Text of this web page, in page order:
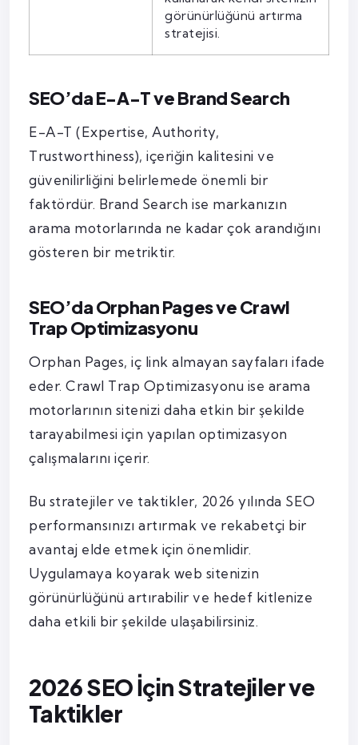
görünürlüğünü artırma
stratejisi.
SEO’da E-A-T ve Brand Search
E-A-T (Expertise, Authority,
Trustworthiness), içeriğin kalitesini ve
güvenilirliğini belirlemede önemli bir
faktördür. Brand Search ise markanızın
arama motorlarında ne kadar çok arandığını
gösteren bir metriktir.
SEO’da Orphan Pages ve Crawl
Trap Optimizasyonu
Orphan Pages, iç link almayan sayfaları ifade
eder. Crawl Trap Optimizasyonu ise arama
motorlarının sitenizi daha etkin bir şekilde
tarayabilmesi için yapılan optimizasyon
çalışmalarını içerir.
Bu stratejiler ve taktikler, 2026 yılında SEO
performansınızı artırmak ve rekabetçi bir
avantaj elde etmek için önemlidir.
Uygulamaya koyarak web sitenizin
görünürlüğünü artırabilir ve hedef kitlenize
daha etkili bir şekilde ulaşabilirsiniz.
2026 SEO İçin Stratejiler ve
Taktikler